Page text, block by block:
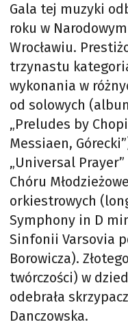
Gala tej muzyki
roku w
Wrocławiu.
trzynastu
wykonania w
od solowych
„Preludes by
Messiaen,
„Universal
Chóru
orkiestrowych
Symphony in D
Sinfonii Varsovia
Borowicza).
twórczości) w
odebrała
Danczowska.